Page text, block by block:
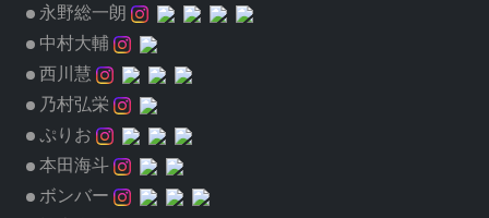
永野総一朗
中村大輔
西川慧
乃村弘栄
ぷりお
本田海斗
ボンバー